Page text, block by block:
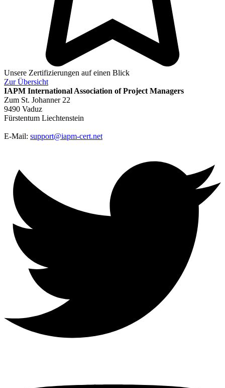
Unsere Zertifizierungen auf einen Blick
ZurÜbersicht
IAPM International Association of Project Managers
Zum St. Johanner 22
9490 Vaduz
Fürstentum Liechtenstein
E-Mail: support@iapm-cert.net